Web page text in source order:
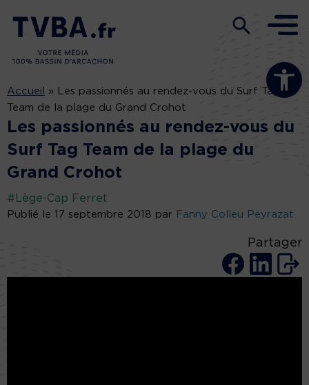
Ouvrir la
Accueil »
Les passionnés au rendez-vous du Surf Tag
Team de la plage du Grand Crohot
Les passionnés au rendez-vous du
Surf Tag Team de la plage du
Grand Crohot
#Lège-Cap Ferret
Publié le 17 septembre 2018 par Fanny Colleu Peyrazat
Partager